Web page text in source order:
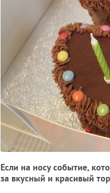
Если на носу событие,
за вкусный и красивый